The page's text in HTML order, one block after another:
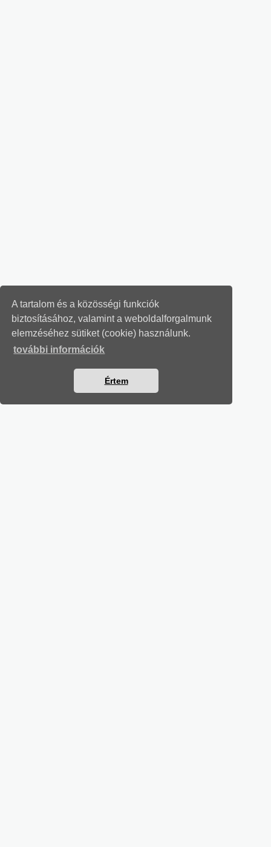
A tartalom és a közösségi funkciók
biztosításához, valamint a weboldalforgalmunk
elemzéséhez sütiket (cookie) használunk.
további információk
Értem